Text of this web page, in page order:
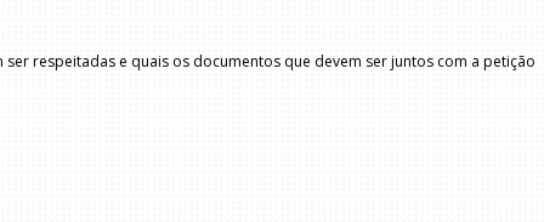
respeitadas e quais os documentos que devem ser juntos com a petição